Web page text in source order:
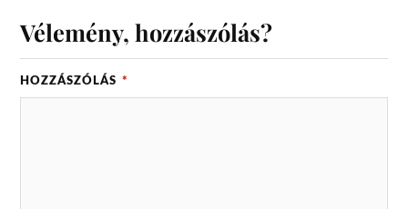
Vélemény, hozzászólás?
HOZZÁSZÓLÁS *